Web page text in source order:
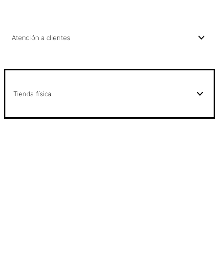
Atención a clientes
Tienda física